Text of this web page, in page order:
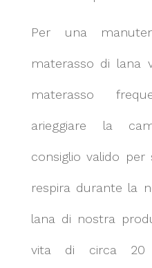
Per una
materasso di lana
materasso
arieggiare la
consiglio valido per
respira durante la
lana di nostra
vita di circa 20